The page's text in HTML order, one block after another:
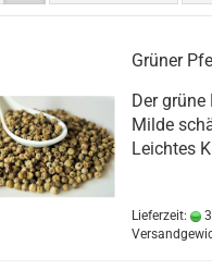
Grüner
Der
Milde
Leichtes
Lieferzeit: